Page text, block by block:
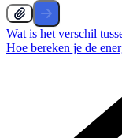
Wat is het verschil
Hoe bereken je de